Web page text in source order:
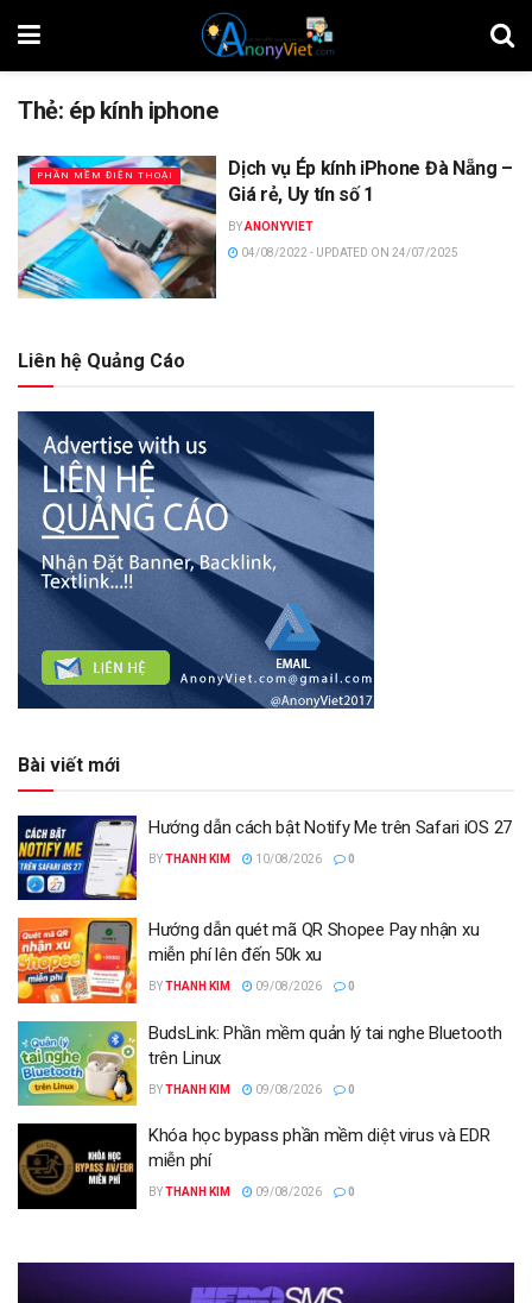
Thẻ: ép kính iphone
PHẦN MỀM ĐIỆN THOẠI
Dịch vụ Ép kính iPhone Đà Nẵng –
Giá rẻ, Uy tín số 1
BYANONYVIET
04/08/2022 - UPDATED ON 24/07/2025
Liên hệ Quảng Cáo
Bài viết mới
Hướng dẫn cách bật Notify Me trên Safari iOS 27
BYTHANH KIM 10/08/2026 0
Hướng dẫn quét mã QR Shopee Pay nhận xu
miễn phí lên đến 50k xu
BYTHANH KIM 09/08/2026 0
BudsLink: Phần mềm quản lý tai nghe Bluetooth
trên Linux
BYTHANH KIM 09/08/2026 0
Khóa học bypass phần mềm diệt virus và EDR
miễn phí
BYTHANH KIM 09/08/2026 0